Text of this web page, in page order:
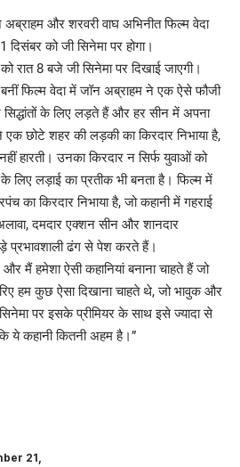
और शरवरी वाघ अभिनीत फिल्म वेदा
दिसंबर को जी सिनेमा पर होगा।
रात 8 बजे जी सिनेमा पर दिखाई जाएगी।
फिल्म वेदा में जॉन अब्राहम ने एक ऐसे फौजी
सिद्धांतों के लिए लड़ते हैं और हर सीन में अपना
एक छोटे शहर की लड़की का किरदार निभाया है,
हारती। उनका किरदार न सिर्फ युवाओं को
लिए लड़ाई का प्रतीक भी बनता है। फिल्म में
का किरदार निभाया है, जो कहानी में गहराई
दमदार एक्शन सीन और शानदार
ढंग से पेश करते हैं।
मैं हमेशा ऐसी कहानियां बनाना चाहते हैं जो
हम कुछ ऐसा दिखाना चाहते थे, जो भावुक और
पर इसके प्रीमियर के साथ इसे ज्यादा से
ये कहानी कितनी अहम है।”
21